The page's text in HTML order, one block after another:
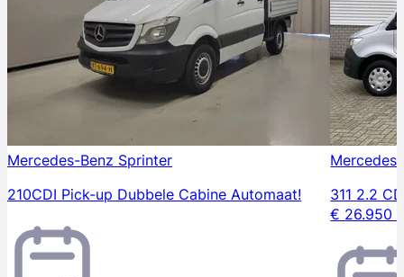
Mercedes-Benz Sprinter
210CDI Pick-up Dubbele Cabine Automaat!
311 2.2
€ 26.950